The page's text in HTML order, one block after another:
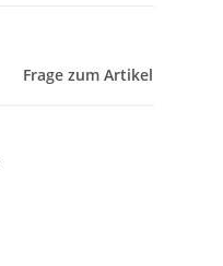
Frage zum Artikel